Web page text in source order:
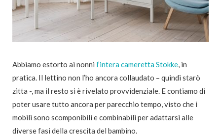
Abbiamo estorto ai nonni l’intera cameretta Stokke, in
pratica. Il lettino non l’ho ancora collaudato – quindi starò
zitta -, ma il resto si è rivelato provvidenziale. E contiamo di
poter usare tutto ancora per parecchio tempo, visto che i
mobili sono scomponibili e combinabili per adattarsi alle
diverse fasi della crescita del bambino.